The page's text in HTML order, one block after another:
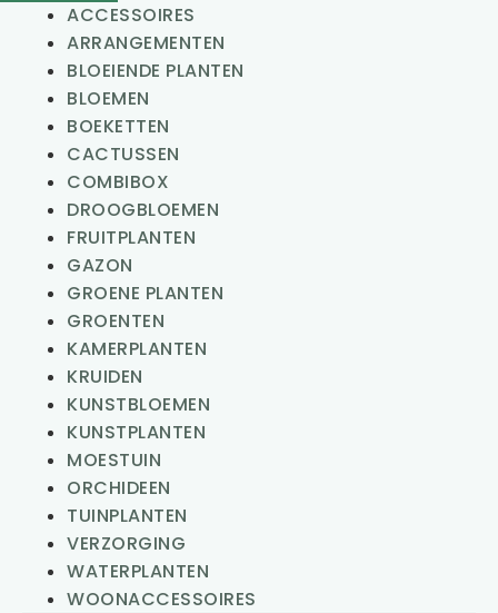
ACCESSOIRES
ARRANGEMENTEN
BLOEIENDE PLANTEN
BLOEMEN
BOEKETTEN
CACTUSSEN
COMBIBOX
DROOGBLOEMEN
FRUITPLANTEN
GAZON
GROENE PLANTEN
GROENTEN
KAMERPLANTEN
KRUIDEN
KUNSTBLOEMEN
KUNSTPLANTEN
MOESTUIN
ORCHIDEEN
TUINPLANTEN
VERZORGING
WATERPLANTEN
WOONACCESSOIRES